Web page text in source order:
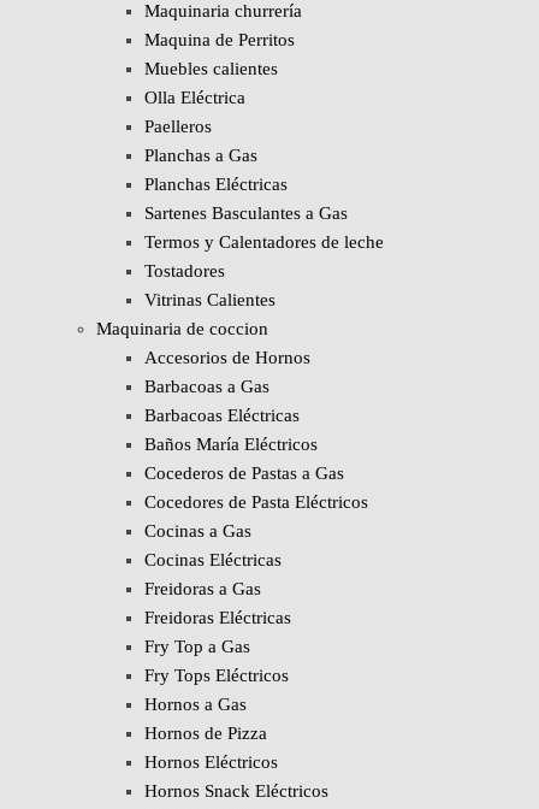
Maquinaria churrería
Maquina de Perritos
Muebles calientes
Olla Eléctrica
Paelleros
Planchas a Gas
Planchas Eléctricas
Sartenes Basculantes a Gas
Termos y Calentadores de leche
Tostadores
Vitrinas Calientes
Maquinaria de coccion
Accesorios de Hornos
Barbacoas a Gas
Barbacoas Eléctricas
Baños María Eléctricos
Cocederos de Pastas a Gas
Cocedores de Pasta Eléctricos
Cocinas a Gas
Cocinas Eléctricas
Freidoras a Gas
Freidoras Eléctricas
Fry Top a Gas
Fry Tops Eléctricos
Hornos a Gas
Hornos de Pizza
Hornos Eléctricos
Hornos Snack Eléctricos